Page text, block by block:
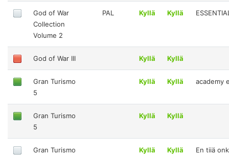
God of War
Collection
Volume 2
PAL Kyllä Kyllä
God of War III Kyllä Kyllä
Gran Turismo
5
Kyllä Kyllä academy
Gran Turismo
5
Kyllä Kyllä
Gran Turismo
Kyllä Kyllä
En tiiä